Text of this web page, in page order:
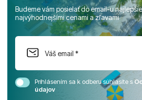
Budeme vám posielať do email-u
najvýhodnejšími cenami a zľavami
Prihlásením sa k odberu súhlasíte s
údajov